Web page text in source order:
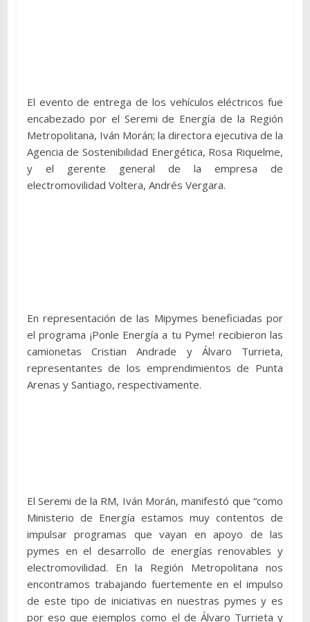
El evento de entrega de los vehículos eléctricos fue
encabezado por el Seremi de Energía de la Región
Metropolitana, Iván Morán; la directora ejecutiva de la
Agencia de Sostenibilidad Energética, Rosa Riquelme,
y el gerente general de la empresa de
electromovilidad Voltera, Andrés Vergara.
En representación de las Mipymes beneficiadas por
el programa ¡Ponle Energía a tu Pyme! recibieron las
camionetas Cristian Andrade y Álvaro Turrieta,
representantes de los emprendimientos de Punta
Arenas y Santiago, respectivamente.
El Seremi de la RM, Iván Morán, manifestó que “como
Ministerio de Energía estamos muy contentos de
impulsar programas que vayan en apoyo de las
pymes en el desarrollo de energías renovables y
electromovilidad. En la Región Metropolitana nos
encontramos trabajando fuertemente en el impulso
de este tipo de iniciativas en nuestras pymes y es
por eso que ejemplos como el de Álvaro Turrieta y